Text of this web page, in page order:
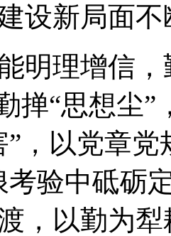
设新局面
理增信，
掸“思想尘
”，以党章
考验中砥砺
，以勤为